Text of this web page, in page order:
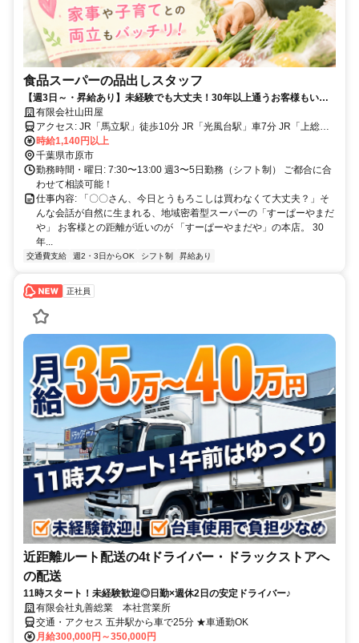
食品スーパーの品出しスタッフ
【週3日～・昇給あり】未経験でも大丈夫！30年以上通うお客様もい
る、地元に愛されたスーパー！圧倒的に”居心地の良い”職場でスタッフ
募集◎
有限会社山田屋
アクセス: JR「馬立駅」徒歩10分 JR「光風台駅」車7分 JR「上総牛
久駅」車9分 JR「光風台駅」車7分 JR「五井駅」車20分 JR「袖ヶ浦
駅」車20分
時給1,140円以上
千葉県市原市
勤務時間・曜日: 7:30〜13:00 週3〜5日勤務（シフト制） ご都合に合
わせて相談可能！
仕事内容: 「〇〇さん、今日とうもろこしは買わなくて大丈夫？」そ
んな会話が自然に生まれる、地域密着型スーパーの「すーぱーやまだ
や」 お客様との距離が近いのが 「すーぱーやまだや」の本店。 30
年...
交通費支給 週2・3日からOK シフト制 昇給あり
正社員
近距離ルート配送の4tドライバー・ドラックストアへ
の配送
11時スタート！未経験歓迎◎日勤×週休2日の安定ドライバー♪
有限会社丸善総業 本社営業所
交通・アクセス 五井駅から車で25分 ★車通勤OK
月給300,000円～350,000円